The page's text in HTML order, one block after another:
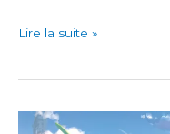
Castlevania
Collection
Lire la suite »